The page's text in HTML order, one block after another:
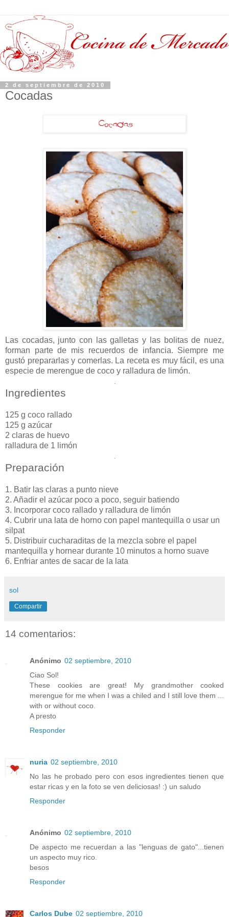
2 de septiembre de 2010
Cocadas
Las cocadas, junto con las galletas y las bolitas de nuez,
forman parte de mis recuerdos de infancia. Siempre me
gustó prepararlas y comerlas. La receta es muy fácil, es una
especie de merengue de coco y ralladura de limón.
.
Ingredientes
125 g coco rallado
125 g azúcar
2 claras de huevo
ralladura de 1 limón
.
Preparación
1. Batir las claras a punto nieve
2. Añadir el azúcar poco a poco, seguir batiendo
3. Incorporar coco rallado y ralladura de limón
4. Cubrir una lata de horno con papel mantequilla o usar un
silpat
5. Distribuir cucharaditas de la mezcla sobre el papel
mantequilla y hornear durante 10 minutos a horno suave
6. Enfriar antes de sacar de la lata
sol
Compartir
14 comentarios:
Anónimo 02 septiembre, 2010
Ciao Sol!
These cookies are great! My grandmother cooked
merengue for me when I was a chiled and I still love them ...
with or without coco.
A presto
Responder
nuria 02 septiembre, 2010
No las he probado pero con esos ingredientes tienen que
estar ricas y en la foto se ven deliciosas! :) un saludo
Responder
Anónimo 02 septiembre, 2010
De aspecto me recuerdan a las "lenguas de gato"...tienen
un aspecto muy rico.
besos
Responder
Carlos Dube 02 septiembre, 2010